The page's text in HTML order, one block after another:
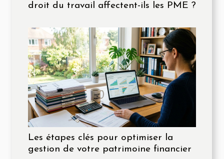
droit du travail affectent-ils les PME ?
Les étapes clés pour optimiser la
gestion de votre patrimoine financier